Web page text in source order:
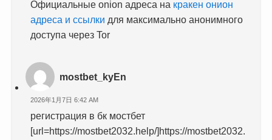
Официальные onion адреса на кракен онион
адреса и ссылки для максимально анонимного
доступа через Tor
mostbet_kyEn
2026年1月7日 6:42 AM
регистрация в бк мостбет
[url=https://mostbet2032.help/]https://mostbet2032.